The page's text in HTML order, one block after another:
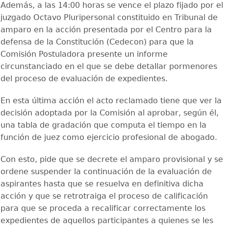
Además, a las 14:00 horas se vence el plazo fijado por el
juzgado Octavo Pluripersonal constituido en Tribunal de
amparo en la acción presentada por el Centro para la
defensa de la Constitución (Cedecon) para que la
Comisión Postuladora presente un informe
circunstanciado en el que se debe detallar pormenores
del proceso de evaluación de expedientes.
En esta última acción el acto reclamado tiene que ver la
decisión adoptada por la Comisión al aprobar, según él,
una tabla de gradación que computa el tiempo en la
función de juez como ejercicio profesional de abogado.
Con esto, pide que se decrete el amparo provisional y se
ordene suspender la continuación de la evaluación de
aspirantes hasta que se resuelva en definitiva dicha
acción y que se retrotraiga el proceso de calificación
para que se proceda a recalificar correctamente los
expedientes de aquellos participantes a quienes se les